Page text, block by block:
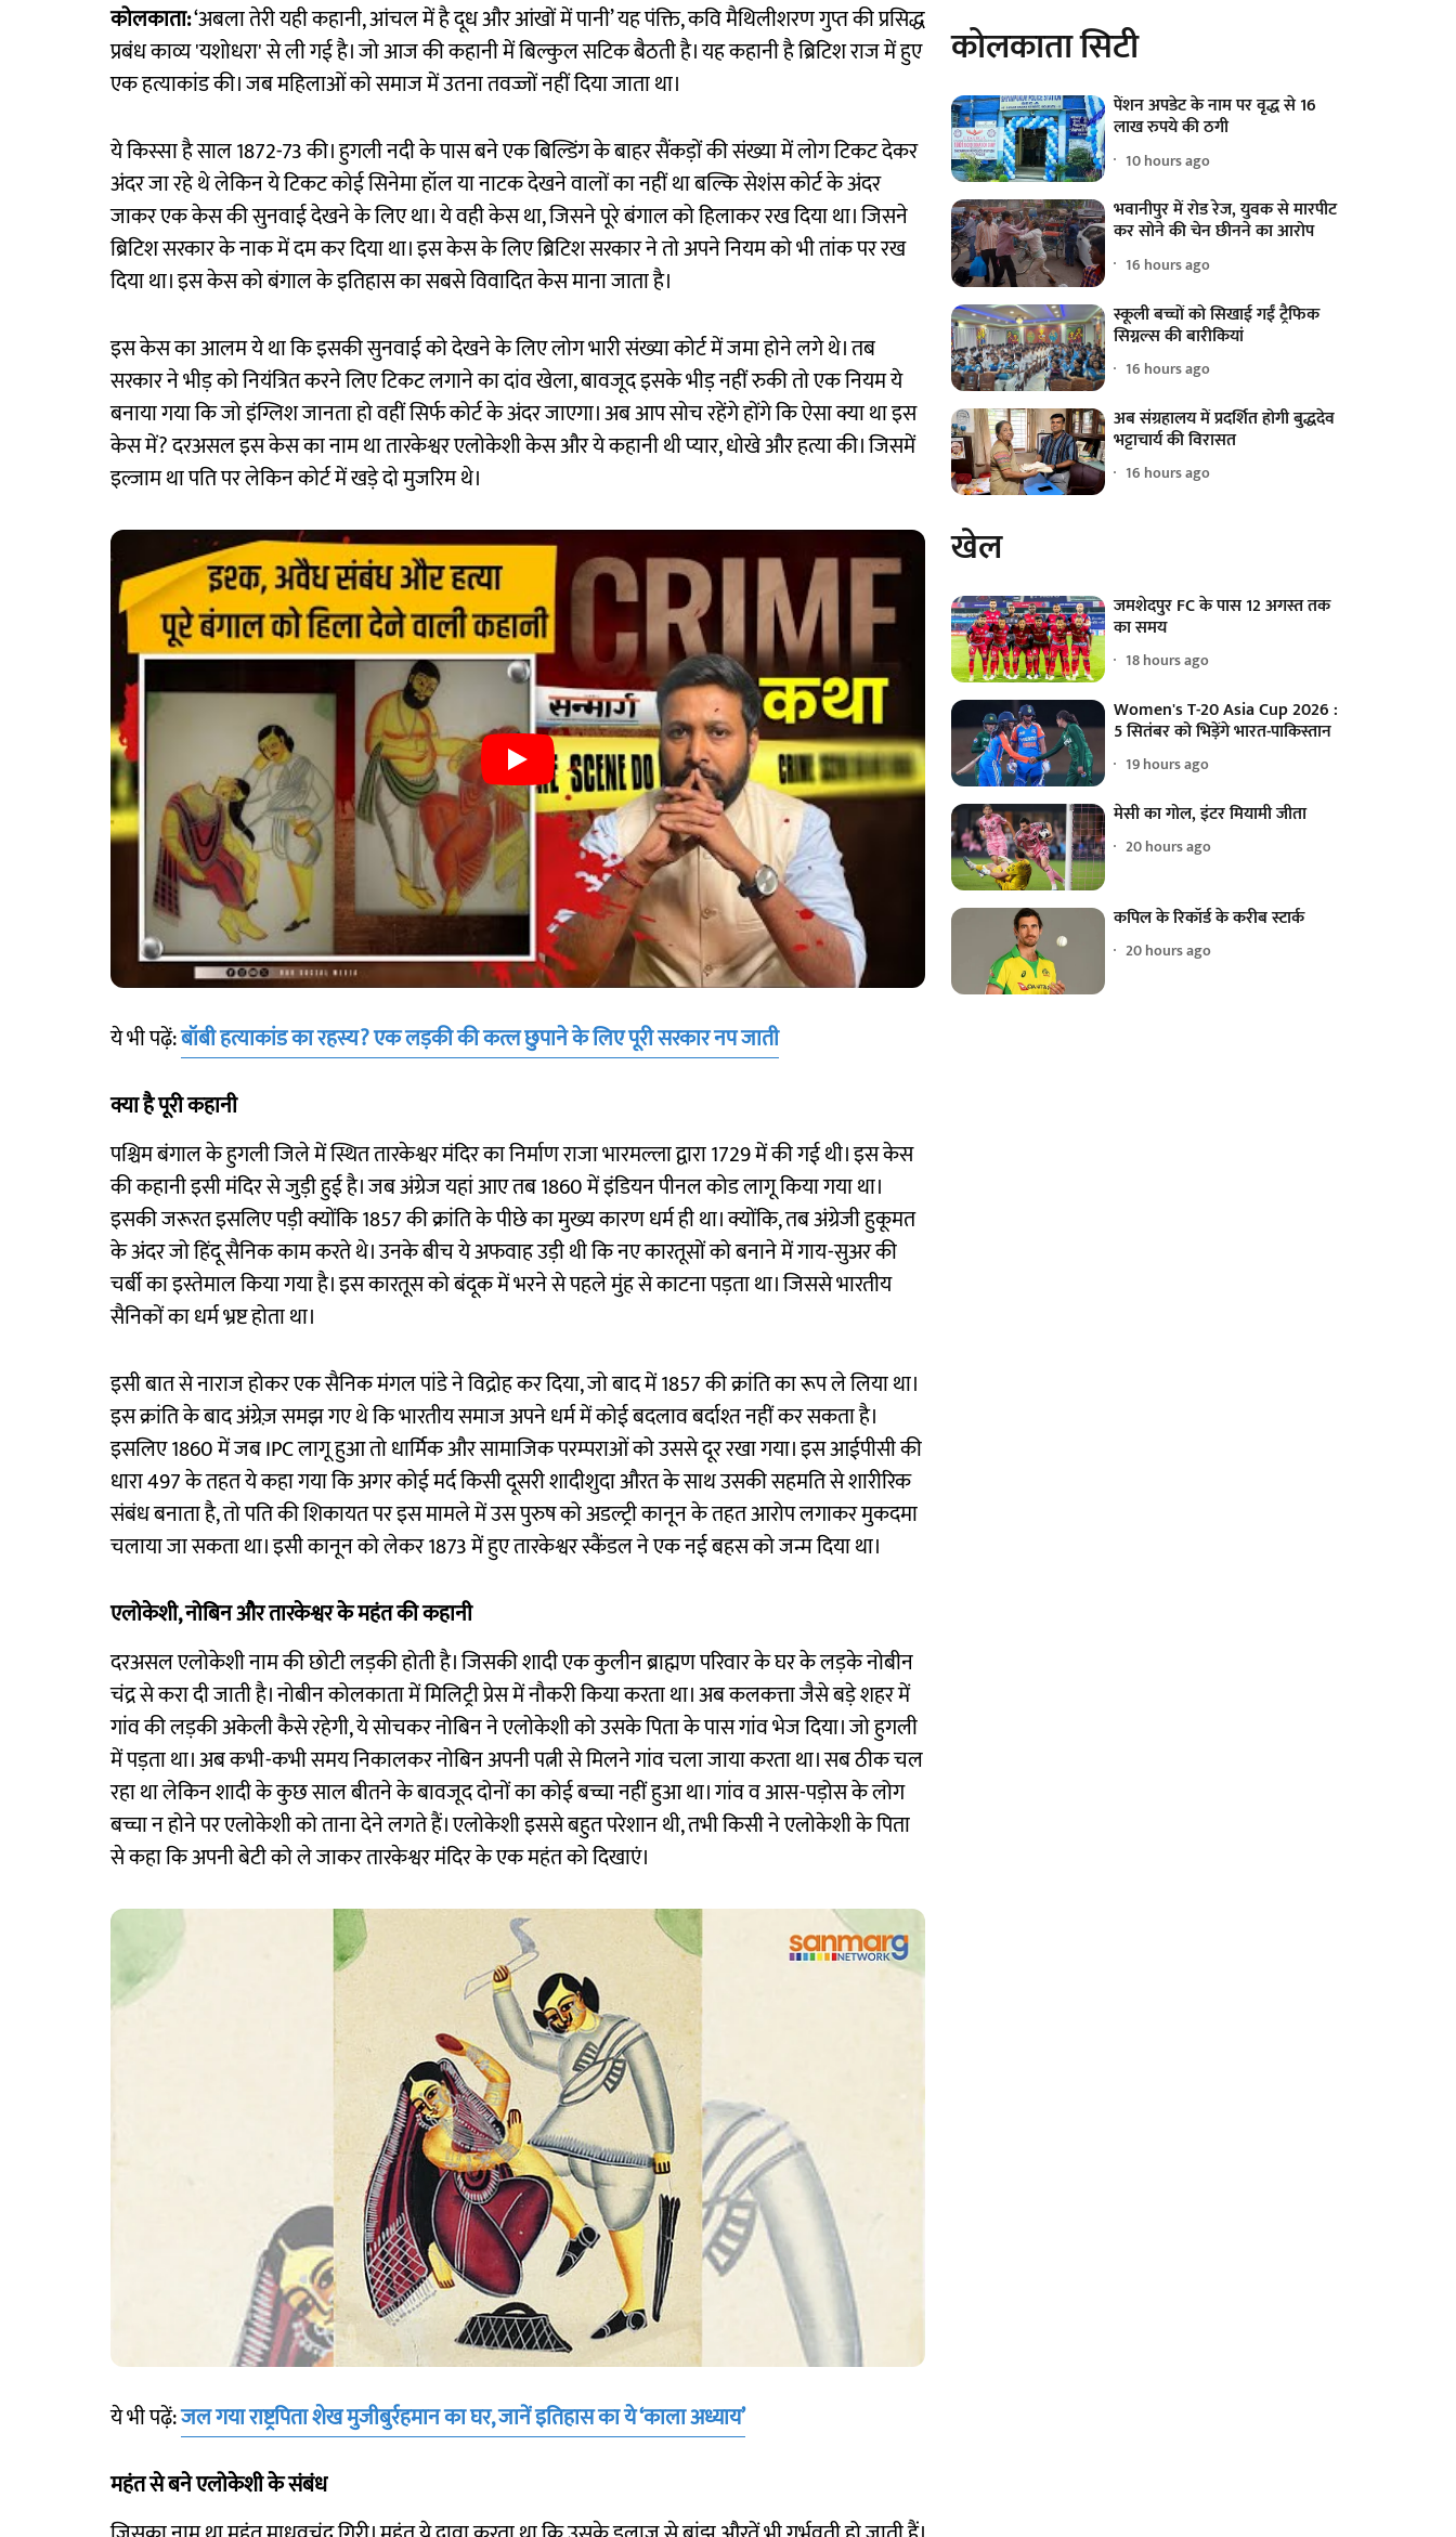
कोलकाता:‘अबला तेरी यही कहानी, आंचल में है दूध और आंखों में पानी’ यह पंक्ति, कवि मैथिलीशरण गुप्त की प्रसिद्ध
प्रबंध काव्य 'यशोधरा' से ली गई है। जो आज की कहानी में बिल्कुल सटिक बैठती है। यह कहानी है ब्रिटिश राज में हुए
एक हत्याकांड की। जब महिलाओं को समाज में उतना तवज्जों नहीं दिया जाता था।
ये किस्सा है साल 1872-73 की। हुगली नदी के पास बने एक बिल्डिंग के बाहर सैंकड़ों की संख्या में लोग टिकट देकर
अंदर जा रहे थे लेकिन ये टिकट कोई सिनेमा हॉल या नाटक देखने वालों का नहीं था बल्कि सेशंस कोर्ट के अंदर
जाकर एक केस की सुनवाई देखने के लिए था। ये वही केस था, जिसने पूरे बंगाल को हिलाकर रख दिया था। जिसने
ब्रिटिश सरकार के नाक में दम कर दिया था। इस केस के लिए ब्रिटिश सरकार ने तो अपने नियम को भी तांक पर रख
दिया था। इस केस को बंगाल के इतिहास का सबसे विवादित केस माना जाता है।
इस केस का आलम ये था कि इसकी सुनवाई को देखने के लिए लोग भारी संख्या कोर्ट में जमा होने लगे थे। तब
सरकार ने भीड़ को नियंत्रित करने लिए टिकट लगाने का दांव खेला, बावजूद इसके भीड़ नहीं रुकी तो एक नियम ये
बनाया गया कि जो इंग्लिश जानता हो वहीं सिर्फ कोर्ट के अंदर जाएगा। अब आप सोच रहेंगे होंगे कि ऐसा क्या था इस
केस में? दरअसल इस केस का नाम था तारकेश्वर एलोकेशी केस और ये कहानी थी प्यार, धोखे और हत्या की। जिसमें
इल्जाम था पति पर लेकिन कोर्ट में खड़े दो मुजरिम थे।
ये भी पढ़ें:बॉबी हत्याकांड का रहस्य? एक लड़की की कत्ल छुपाने के लिए पूरी सरकार नप जाती
क्या है पूरी कहानी
पश्चिम बंगाल के हुगली जिले में स्थित तारकेश्वर मंदिर का निर्माण राजा भारमल्ला द्वारा 1729 में की गई थी। इस केस
की कहानी इसी मंदिर से जुड़ी हुई है। जब अंग्रेज यहां आए तब 1860 में इंडियन पीनल कोड लागू किया गया था।
इसकी जरूरत इसलिए पड़ी क्योंकि 1857 की क्रांति के पीछे का मुख्य कारण धर्म ही था। क्योंकि, तब अंग्रेजी हुकूमत
के अंदर जो हिंदू सैनिक काम करते थे। उनके बीच ये अफवाह उड़ी थी कि नए कारतूसों को बनाने में गाय-सुअर की
चर्बी का इस्तेमाल किया गया है। इस कारतूस को बंदूक में भरने से पहले मुंह से काटना पड़ता था। जिससे भारतीय
सैनिकों का धर्म भ्रष्ट होता था।
इसी बात से नाराज होकर एक सैनिक मंगल पांडे ने विद्रोह कर दिया, जो बाद में 1857 की क्रांति का रूप ले लिया था।
इस क्रांति के बाद अंग्रेज़ समझ गए थे कि भारतीय समाज अपने धर्म में कोई बदलाव बर्दाश्त नहीं कर सकता है।
इसलिए 1860 में जब IPC लागू हुआ तो धार्मिक और सामाजिक परम्पराओं को उससे दूर रखा गया। इस आईपीसी की
धारा 497 के तहत ये कहा गया कि अगर कोई मर्द किसी दूसरी शादीशुदा औरत के साथ उसकी सहमति से शारीरिक
संबंध बनाता है, तो पति की शिकायत पर इस मामले में उस पुरुष को अडल्ट्री कानून के तहत आरोप लगाकर मुकदमा
चलाया जा सकता था। इसी कानून को लेकर 1873 में हुए तारकेश्वर स्कैंडल ने एक नई बहस को जन्म दिया था।
एलोकेशी, नोबिन और तारकेश्वर के महंत की कहानी
दरअसल एलोकेशी नाम की छोटी लड़की होती है। जिसकी शादी एक कुलीन ब्राह्मण परिवार के घर के लड़के नोबीन
चंद्र से करा दी जाती है। नोबीन कोलकाता में मिलिट्री प्रेस में नौकरी किया करता था। अब कलकत्ता जैसे बड़े शहर में
गांव की लड़की अकेली कैसे रहेगी, ये सोचकर नोबिन ने एलोकेशी को उसके पिता के पास गांव भेज दिया। जो हुगली
में पड़ता था। अब कभी-कभी समय निकालकर नोबिन अपनी पत्नी से मिलने गांव चला जाया करता था। सब ठीक चल
रहा था लेकिन शादी के कुछ साल बीतने के बावजूद दोनों का कोई बच्चा नहीं हुआ था। गांव व आस-पड़ोस के लोग
बच्चा न होने पर एलोकेशी को ताना देने लगते हैं। एलोकेशी इससे बहुत परेशान थी, तभी किसी ने एलोकेशी के पिता
से कहा कि अपनी बेटी को ले जाकर तारकेश्वर मंदिर के एक महंत को दिखाएं।
ये भी पढ़ें:जल गया राष्ट्रपिता शेख मुजीबुर्रहमान का घर, जानें इतिहास का ये ‘काला अध्याय’
महंत से बने एलोकेशी के संबंध
कोलकाता सिटी
पेंशन अपडेट के नाम पर वृद्ध से 16
लाख रुपये की ठगी
10 hours ago
भवानीपुर में रोड रेज, युवक से मारपीट
कर सोने की चेन छीनने का आरोप
16 hours ago
स्कूली बच्चों को सिखाई गईं ट्रैफिक
सिग्नल्स की बारीकियां
16 hours ago
अब संग्रहालय में प्रदर्शित होगी बुद्धदेव
भट्टाचार्य की विरासत
16 hours ago
खेल
जमशेदपुर FC के पास 12 अगस्त तक
का समय
18 hours ago
Women's T-20 Asia Cup 2026 :
5 सितंबर को भिड़ेंगे भारत-पाकिस्तान
19 hours ago
मेसी का गोल, इंटर मियामी जीता
20 hours ago
कपिल के रिकॉर्ड के करीब स्टार्क
20 hours ago